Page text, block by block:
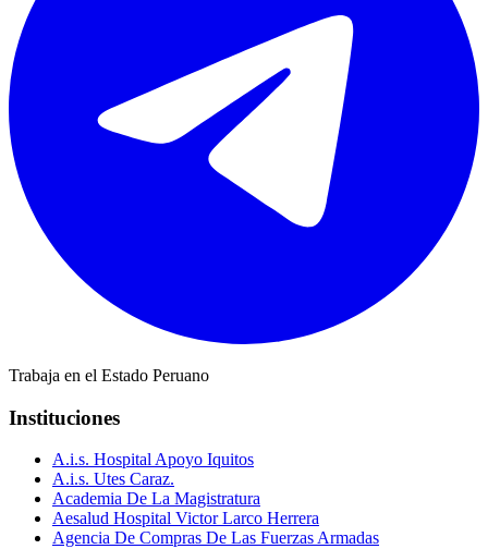
Trabaja en el Estado Peruano
Instituciones
A.i.s. Hospital Apoyo Iquitos
A.i.s. Utes Caraz.
Academia De La Magistratura
Aesalud Hospital Victor Larco Herrera
Agencia De Compras De Las Fuerzas Armadas